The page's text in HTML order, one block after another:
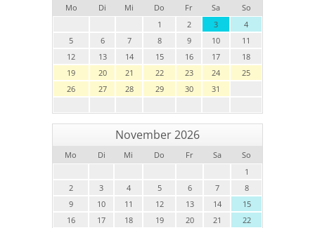
Mo Di Mi Do Fr Sa
So
1
2 3
4
5
6 7 8 9 10
11
12
13 14 15 16 17
18
19
20 21 22 23 24
25
26
27 28 29 30 31
November 2026
Mo Di Mi Do Fr Sa
So
1
2
3 4 5 6 7
8
9
10 11 12 13 14
15
16
17 18 19 20 21
22